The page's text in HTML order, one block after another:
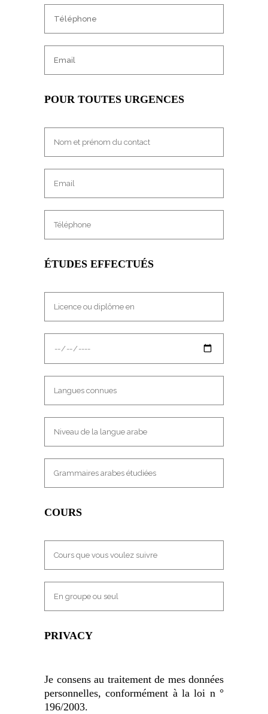
POUR TOUTES URGENCES
ÉTUDES EFFECTUÉS
COURS
PRIVACY
Je consens au traitement de mes données
personnelles, conformément à la loi n °
196/2003.